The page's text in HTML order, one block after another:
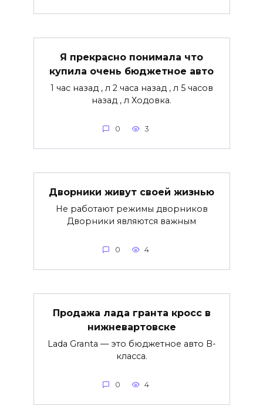
Я прекрасно понимала что
купила очень бюджетное авто
1 час назад , л 2 часа назад , л 5 часов
назад , л Ходовка.
0 3
Дворники живут своей жизнью
Не работают режимы дворников
Дворники являются важным
0 4
Продажа лада гранта кросс в
нижневартовске
Lada Granta — это бюджетное авто B-
класса.
0 4